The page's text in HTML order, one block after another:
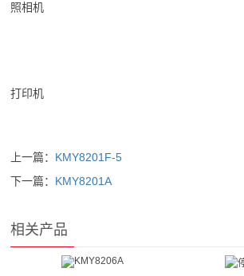
照相机
打印机
上一篇： KMY8201F-5
下一篇： KMY8201A
相关产品